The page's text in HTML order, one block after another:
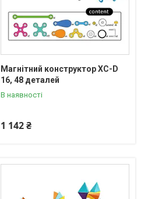
Магнітний конструктор XC-D
16, 48 деталей
В наявності
1 142 ₴